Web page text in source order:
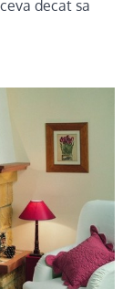
decat sa